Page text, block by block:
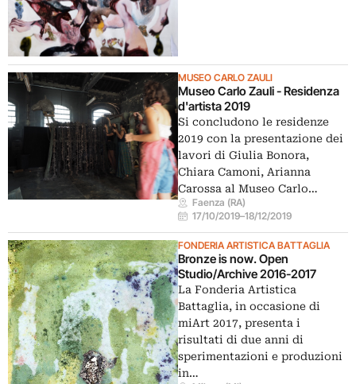
MUSEO CARLO ZAULI
Museo Carlo Zauli - Residenza
d'artista 2019
Si concludono le residenze
2019 con la presentazione dei
lavori di Giulia Bonora,
Chiara Camoni, Arianna
Carossa al Museo Carlo…
Faenza (RA)
17/10/2019–18/12/2019
FONDERIA ARTISTICA BATTAGLIA
Bronze is now. Open
Studio/Archive 2016-2017
La Fonderia Artistica
Battaglia, in occasione di
miArt 2017, presenta i
risultati di due anni di
sperimentazioni e produzioni
in…